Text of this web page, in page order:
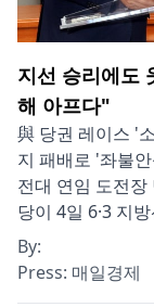
지선 승리에도
해 아프다"
與 당권 레이스 '
지 패배로 '좌불
전대 연임 도전
당이 4일 6·3 지
By:
Press: 매일경제